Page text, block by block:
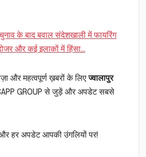
के बाद बवाल संदेशखाली में फायरिंग
और कई इलाकों में हिंसा…
और महत्वपूर्ण ख़बरों के लिएज्वालापुर
GROUP से जुड़ें और अपडेट सबसे
हर अपडेट आपकी उंगलियों पर!